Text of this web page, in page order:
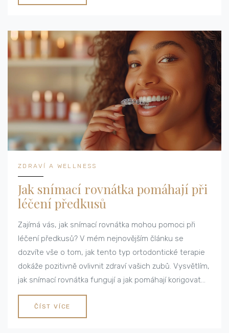
užitečných informací. Tak se pojďte podívat!
ZDRAVÍ A WELLNESS
Jak snímací rovnátka pomáhají při
léčení předkusů
Zajímá vás, jak snímací rovnátka mohou pomoci při
léčení předkusů? V mém nejnovějším článku se
dozvíte vše o tom, jak tento typ ortodontické terapie
dokáže pozitivně ovlivnit zdraví vašich zubů. Vysvětlím,
jak snímací rovnátka fungují a jak pomáhají korigovat
předkus. Budu také sdílet odborné rady a tipy, jak se o
rovnátka správně starat. Připojte se ke mně a zjistěte
ČÍST VÍCE